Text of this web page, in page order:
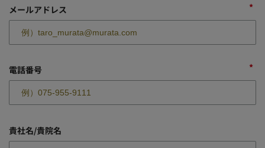
*
メールアドレス
*
電話番号
貴社名/貴院名